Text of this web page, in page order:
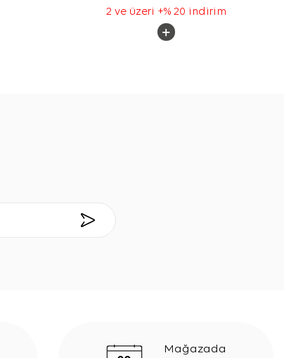
2 ve üzeri +% 20 indirim
Mağazada